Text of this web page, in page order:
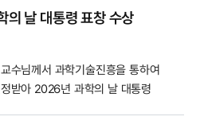
구팀 및 국방과학연구소와의
서 주변 지형을 인식하고 상황에
날 대통령 표창 수상
수님께서 과학기술진흥을 통하여
받아 2026년 과학의 날 대통령